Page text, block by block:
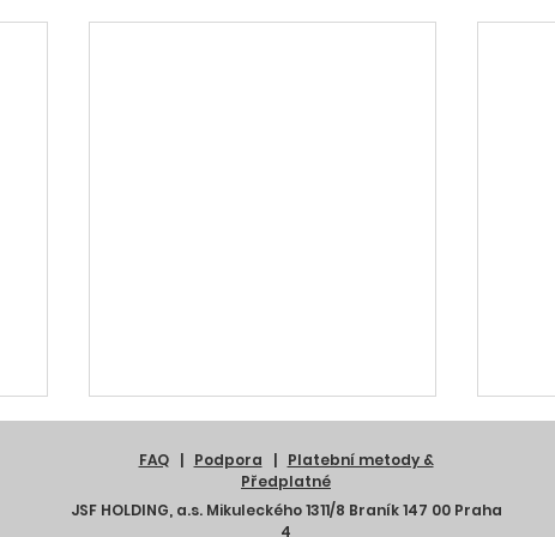
FAQ| Podpora | Platební metody &
Předplatné
JSF HOLDING, a.s. Mikuleckého 1311/8 Braník 147 00 Praha
4